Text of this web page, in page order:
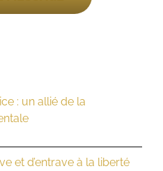
: un allié de la
et d’entrave à la liberté